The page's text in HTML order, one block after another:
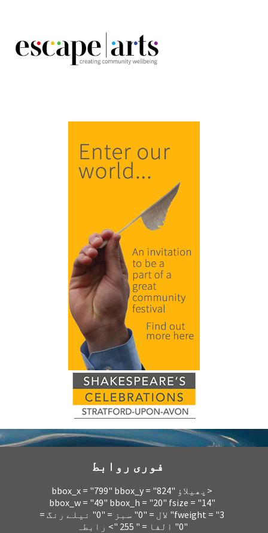
فوری روابط
<پھیلاؤ bbox_x = "799" bbox_y = "824"
bbox_w = "49" bbox_h = "20" fsize = "14"
fweight = "3" لال = "0" سبز = "0" نیلے رنگ =
"0" الفا = " 255 "> رابطہ